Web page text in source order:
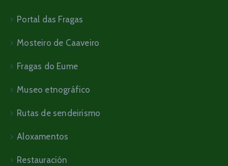
Portal das Fragas
Mosteiro de Caaveiro
Fragas do Eume
Museo etnográfico
Rutas de sendeirismo
Aloxamentos
Restauración